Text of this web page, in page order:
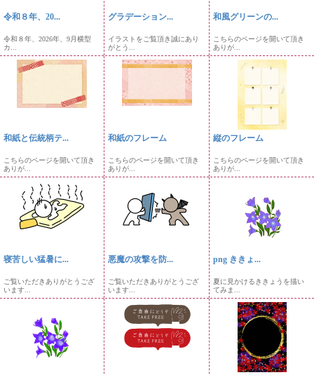
令和８年、20...
令和８年、2026年、9月横型
カ...
グラデーション...
イラストをご覧頂き誠にあり
がとう...
和風グリーンの...
こちらのページを開いて頂き
ありが...
和紙と伝統柄テ...
こちらのページを開いて頂き
ありが...
和紙のフレーム
こちらのページを開いて頂き
ありが...
縦のフレーム
こちらのページを開いて頂き
ありが...
寝苦しい猛暑に...
ご覧いただきありがとうござ
います...
悪魔の攻撃を防...
ご覧いただきありがとうござ
います...
png ききょ...
夏に見かけるききょうを描い
てみま...